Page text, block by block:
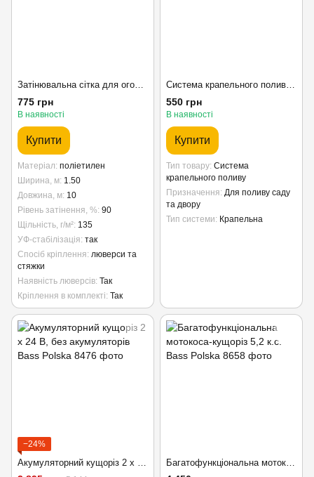
775 грн
В наявності
Купити
Матеріал поліетилен
Ширина, м 1.50
Довжина, м 10
Рівень затінення, % 90
Щільність, г/м² 135
УФ-стабілізація так
Спосіб кріплення люверси та
стяжки
Наявність люверсів Так
Кріплення в комплекті Так
550 грн
В наявності
Купити
Тип товару Система
крапельного поливу
Призначення Для поливу саду
та двору
Тип системи Крапельна
−24%